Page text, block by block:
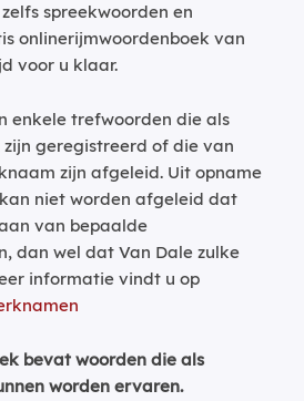
spreekwoorden en
onlinerijmwoordenboek van
voor u klaar.
enkele trefwoorden die als
geregistreerd of die van
zijn afgeleid. Uit opname
niet worden afgeleid dat
van bepaalde
dan wel dat Van Dale zulke
informatie vindt u op
bevat woorden die als
worden ervaren.